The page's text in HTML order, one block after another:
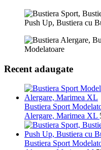
Recent adaugate
Bustiera Sport
Alergare, Marimea XL
Bustiera Sport